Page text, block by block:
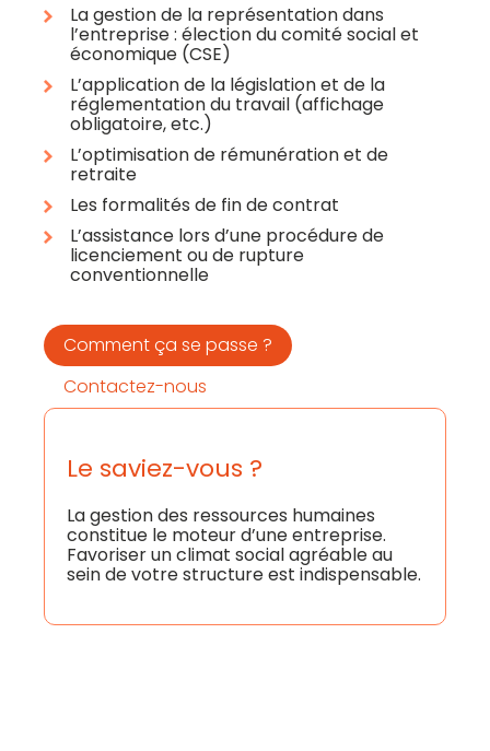
La gestion de la représentation dans
l’entreprise : élection du comité social et
économique (CSE)
L’application de la législation et de la
réglementation du travail (affichage
obligatoire, etc.)
L’optimisation de rémunération et de
retraite
Les formalités de fin de contrat
L’assistance lors d’une procédure de
licenciement ou de rupture
conventionnelle
Comment ça se passe ?
Contactez-nous
Le saviez-vous ?
La gestion des ressources humaines
constitue le moteur d’une entreprise.
Favoriser un climat social agréable au
sein de votre structure est indispensable.